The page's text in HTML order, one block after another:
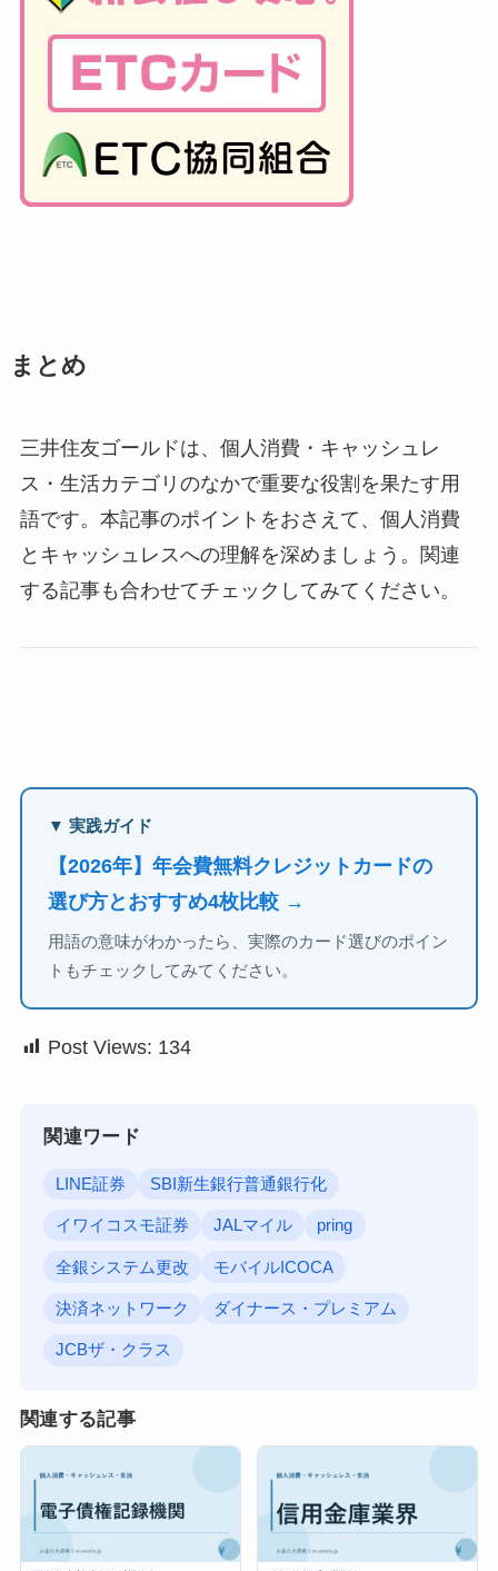
まとめ
三井住友ゴールドは、個人消費・キャッシュレ
ス・生活カテゴリのなかで重要な役割を果たす用
語です。本記事のポイントをおさえて、個人消費
とキャッシュレスへの理解を深めましょう。関連
する記事も合わせてチェックしてみてください。
▼ 実践ガイド
【2026年】年会費無料クレジットカードの
選び方とおすすめ4枚比較 →
用語の意味がわかったら、実際のカード選びのポイン
トもチェックしてみてください。
Post Views: 134
関連ワード
LINE証券 SBI新生銀行普通銀行化
イワイコスモ証券 JALマイル pring
全銀システム更改 モバイルICOCA
決済ネットワーク ダイナース・プレミアム
JCBザ・クラス
関連する記事